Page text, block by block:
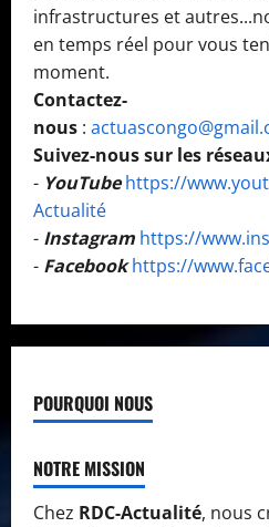
infrastructures et
en temps réel pour vous
moment.
Contactez-
nous :
Suivez-nous sur les
- YouTube https://
Actualité
- Instagram https://
- Facebook https://
POURQUOI NOUS
NOTRE MISSION
Chez RDC-Actualité, nous